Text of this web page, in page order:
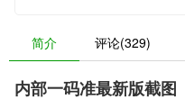
简介 评论(329)
内部一码准最新版截图